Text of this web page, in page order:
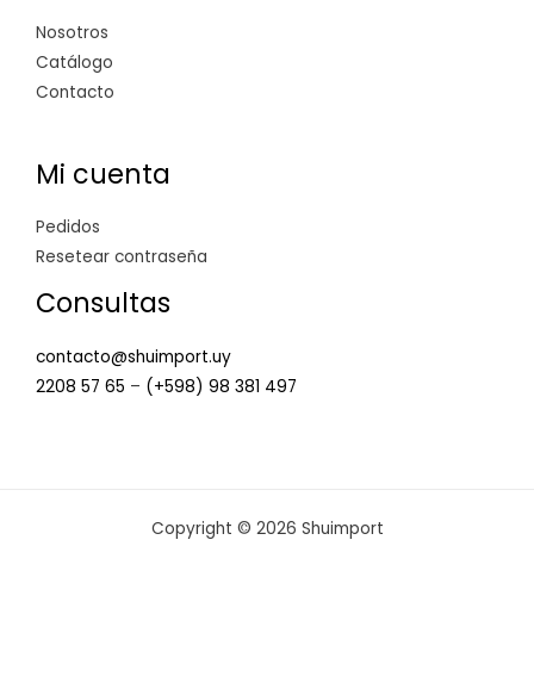
Nosotros
Catálogo
Contacto
Mi cuenta
Pedidos
Resetear contraseña
Consultas
contacto@shuimport.uy
2208 57 65 – (+598) 98 381 497
Copyright © 2026 Shuimport